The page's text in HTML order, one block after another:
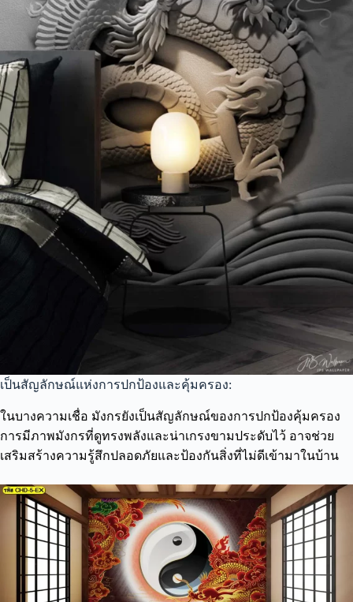
เป็นสัญลักษณ์แห่งการปกป้องและคุ้มครอง:
ในบางความเชื่อ มังกรยังเป็นสัญลักษณ์ของการปกป้องคุ้มครอง
การมีภาพมังกรที่ดูทรงพลังและน่าเกรงขามประดับไว้ อาจช่วย
เสริมสร้างความรู้สึกปลอดภัยและป้องกันสิ่งที่ไม่ดีเข้ามาในบ้าน